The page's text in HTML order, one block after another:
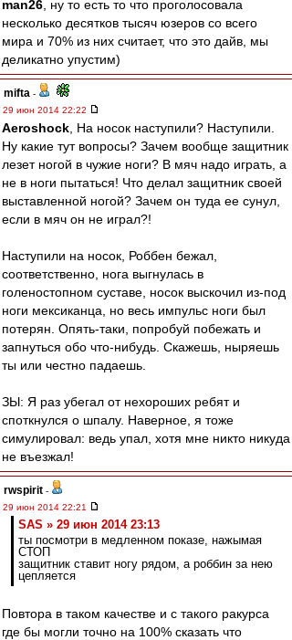
man26 , ну то есть то что проголосовала
несколько десятков тысяч юзеров со всего
мира и 70% из них считает, что это дайв, мы
деликатно упустим)
mifta -
29 июн 2014 22:22
Aeroshock , На носок наступили? Наступили.
Ну какие тут вопросы? Зачем вообще защитник
лезет ногой в чужие ноги? В мяч надо играть, а
не в ноги пытаться! Что делал защитник своей
выставленной ногой? Зачем он туда ее сунул,
если в мяч он не играл?!
Наступили на носок, Роббен бежал,
соответственно, нога выгнулась в
голеностопном суставе, носок выскочил из-под
ноги мексиканца, но весь импульс ноги был
потерян. Опять-таки, попробуй побежать и
запнуться обо что-нибудь. Скажешь, ныряешь
ты или честно падаешь.
ЗЫ: Я раз убегал от нехороших ребят и
споткнулся о шпалу. Наверное, я тоже
симулировал: ведь упал, хотя мне никто никуда
не въезжал!
rwspirit -
29 июн 2014 22:21
SAS » 29 июн 2014 23:13
ты посмотри в медленном показе, нажымая
СТОП
защитник ставит ногу рядом, а роббин за нею
цепляется
Повтора в таком качестве и с такого ракурса
где бы могли точно на 100% сказать что